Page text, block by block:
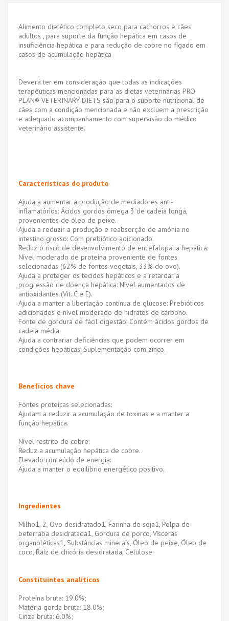
Alimento dietético completo seco para cachorros e cães
adultos , para suporte da função hepática em casos de
insuficiência hepática e para redução de cobre no fígado em
casos de acumulação hepática
Deverá ter em consideração que todas as indicações
terapêuticas mencionadas para as dietas veterinárias PRO
PLAN® VETERINARY DIETS são para o suporte nutricional de
cães com a condição mencionada e não excluem a prescrição
e adequado acompanhamento com supervisão do médico
veterinário assistente.
Características do produto
Ajuda a aumentar a produção de mediadores anti-
inflamatórios: Ácidos gordos ómega 3 de cadeia longa,
provenientes de óleo de peixe.
Ajuda a reduzir a produção e reabsorção de amónia no
intestino grosso: Com prebiótico adicionado.
Reduz o risco de desenvolvimento de encefalopatia hepática:
Nível moderado de proteína proveniente de fontes
selecionadas (62% de fontes vegetais, 33% do ovo).
Ajuda a proteger os tecidos hepáticos e a retardar a
progressão de doença hepática: Nível aumentados de
antioxidantes (Vit. C e E).
Ajuda a manter a libertação contínua de glucose: Prebióticos
adicionados e nível moderado de hidratos de carbono.
Fonte de gordura de fácil digestão: Contém ácidos gordos de
cadeia média.
Ajuda a contrariar deficiências que podem ocorrer em
condições hepáticas: Suplementação com zinco.
Benefícios chave
Fontes proteicas selecionadas:
Ajudam a reduzir a acumulação de toxinas e a manter a
função hepática.
Nível restrito de cobre:
Reduz a acumulação hepática de cobre.
Elevado conteúdo de energia:
Ajuda a manter o equilíbrio energético positivo.
Ingredientes
Milho1, 2, Ovo desidratado1, Farinha de soja1, Polpa de
beterraba desidratada1, Gordura de porco, Vísceras
organoléticas1, Substâncias minerais, Óleo de peixe, Óleo de
coco, Raíz de chicória desidratada, Celulose.
Constituintes analíticos
Proteína bruta: 19.0%;
Matéria gorda bruta: 18.0%;
Cinza bruta: 6.0%;